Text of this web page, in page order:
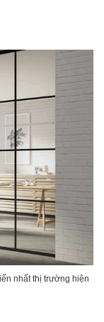
nhất thị trường hiện